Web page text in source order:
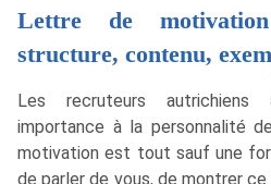
Lettre de
structure, contenu,
Les recruteurs autrichiens
importance à la personnalité
motivation est tout sauf une
de parler de vous, de montrer